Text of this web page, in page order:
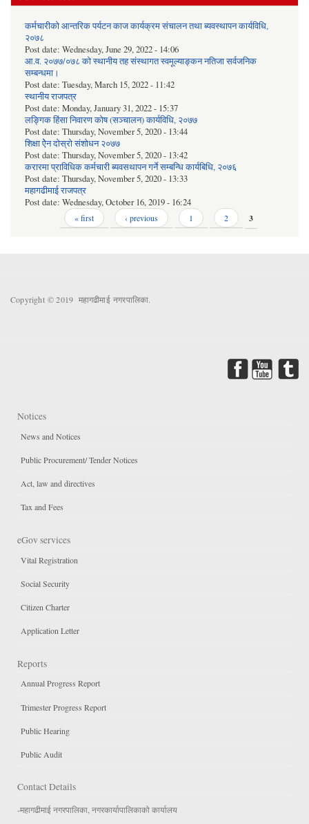
कर्मचारीको आन्तरिक पर्यटन काज कार्यक्रम संचालन तथा ब्यवस्थापन कार्यविधि,
२०७८
Post date: Wednesday, June 29, 2022 - 14:06
आ.व. २०७७/०७८ को स्थानीय तह संस्थागत स्वमूल्याङ्कन नतिजा सर्वजनिक
सम्बन्धमा।
Post date: Tuesday, March 15, 2022 - 11:42
स्थानीय राजपत्र
Post date: Monday, January 31, 2022 - 15:37
लङ्गिक हिंसा निवारण कोष (सञ्‍चालन) कार्यविधि, २०७७
Post date: Thursday, November 5, 2020 - 13:44
शिक्षा ऐेन दोस्रो संशोधन २०७७
Post date: Thursday, November 5, 2020 - 13:42
करारमा प्राविधिक कर्मचारी ब्यवसथापन गर्ने सम्बन्धि कार्यबिधि, २०७६
Post date: Thursday, November 5, 2020 - 13:33
महागढीमाई राजपत्र
Post date: Wednesday, October 16, 2019 - 16:24
« first ‹ previous 1 2 3
Copyright © 2019 महागढीमाई नगरपालिका.
Notices
News and Notices
Public Procurement/ Tender Notices
Act, law and directives
Tax and Fees
eGov services
Vital Registration
Social Security
Citizen Charter
Application Letter
Reports
Annual Progress Report
Trimester Progress Report
Public Hearing
Public Audit
Contact Details
-महागढीमाई नगरपालिका, नगरकार्यापालिकाको कार्यालय